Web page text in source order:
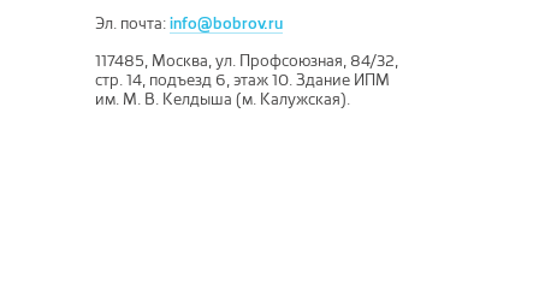
Эл. почта:info@bobrov.ru
117485 Москва ул. Профсоюзная, 84/32,
стр. 14, подъезд 6, этаж 10. Здание ИПМ
им. М. В. Келдыша (м. Калужская).